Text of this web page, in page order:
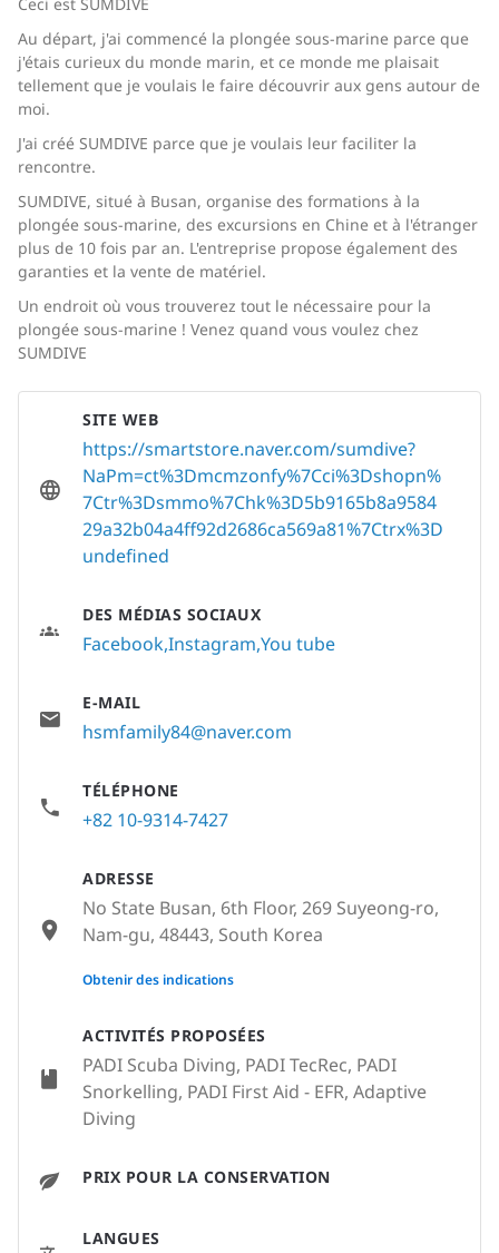
Au départ, j'ai commencé la plongée sous-marine parce que
j'étais curieux du monde marin, et ce monde me plaisait
tellement que je voulais le faire découvrir aux gens autour de
moi.
J'ai créé SUMDIVE parce que je voulais leur faciliter la
rencontre.
SUMDIVE, situé à Busan, organise des formations à la
plongée sous-marine, des excursions en Chine et à l'étranger
plus de 10 fois par an. L'entreprise propose également des
garanties et la vente de matériel.
Un endroit où vous trouverez tout le nécessaire pour la
plongée sous-marine ! Venez quand vous voulez chez
SUMDIVE
ACTIVITÉS PROPOSÉES
PADI Scuba Diving, PADI TecRec, PADI
Snorkelling, PADI First Aid - EFR, Adaptive
Diving
PRIX POUR LA CONSERVATION
LANGUES
SITE WEB
https://smartstore.naver.com/sumdive?
NaPm=ct%3Dmcmzonfy%7Cci%3Dshopn%
7Ctr%3Dsmmo%7Chk%3D5b9165b8a9584
29a32b04a4ff92d2686ca569a81%7Ctrx%3D
undefined
DES MÉDIAS SOCIAUX
FacebookInstagram You tube
E-MAIL
hsmfamily84@naver.com
TÉLÉPHONE
+82 10-9314-7427
ADRESSE
No State Busan, 6th Floor, 269 Suyeong-ro,
Nam-gu, 48443, South Korea
None
Obtenir des indications